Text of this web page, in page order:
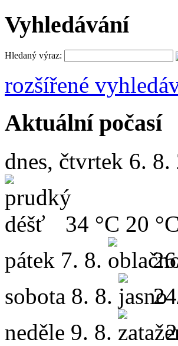
Vyhledávání
Hledaný výraz:
rozšířené
Aktuální počasí
dnes, čtvrtek 6. 8.
34 °C 20 °C
pátek 7. 8.
sobota 8. 8.
neděle 9. 8.